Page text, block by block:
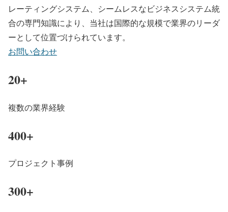
レーティングシステム、シームレスなビジネスシステム統
合の専門知識により、当社は国際的な規模で業界のリーダ
ーとして位置づけられています。
お問い合わせ
20+
複数の業界経験
400+
プロジェクト事例
300+